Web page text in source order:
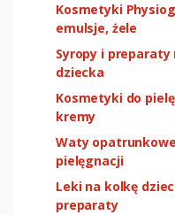
Kosmetyki
emulsje, żele
Syropy i
dziecka
Kosmetyki do
kremy
Waty
pielęgnacji
Leki na kolkę
preparaty